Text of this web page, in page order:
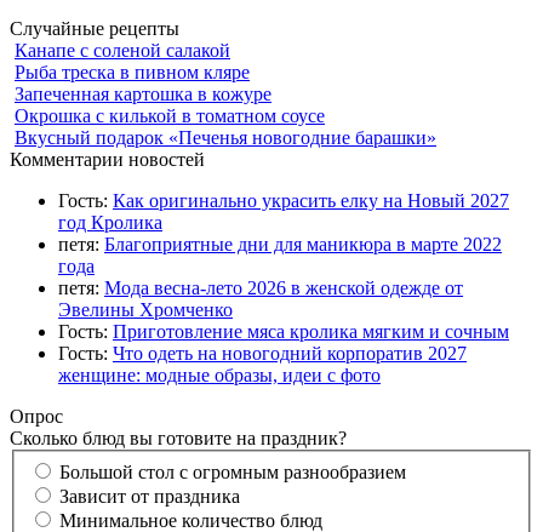
Случайные рецепты
Канапе с соленой салакой
Рыба треска в пивном кляре
Запеченная картошка в кожуре
Окрошка с килькой в томатном соусе
Вкусный подарок «Печенья новогодние барашки»
Комментарии новостей
Гость: Как оригинально украсить елку на Новый 2027
год Кролика
петя: Благоприятные дни для маникюра в марте 2022
года
петя: Мода весна-лето 2026 в женской одежде от
Эвелины Хромченко
Гость: Приготовление мяса кролика мягким и сочным
Гость: Что одеть на новогодний корпоратив 2027
женщине: модные образы, идеи с фото
Опрос
Сколько блюд вы готовите на праздник?
Большой стол с огромным разнообразием
Зависит от праздника
Минимальное количество блюд